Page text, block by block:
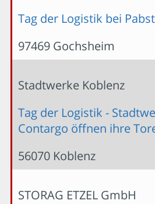
Tag der Logistik bei Pabst
97469 Gochsheim
Stadtwerke Koblenz
Tag der Logistik -
Contargo öffnen ihre
56070 Koblenz
STORAG ETZEL GmbH